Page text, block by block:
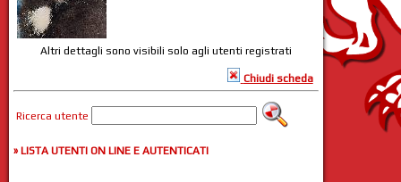
Altri dettagli sono visibili solo agli utenti registrati
Chiudi scheda
Ricerca utente
» LISTA UTENTI ON LINE E AUTENTICATI